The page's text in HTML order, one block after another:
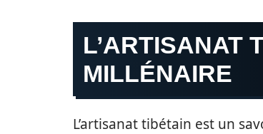
L’ARTISANAT
MILLÉNAIRE
L’artisanat tibétain est un